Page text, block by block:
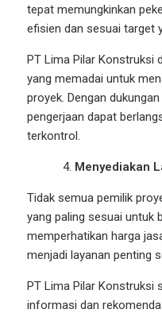
tepat memungkinkan
efisien dan sesuai target
PT Lima Pilar Konstruksi
yang memadai untuk
proyek. Dengan
pengerjaan dapat
terkontrol.
Menyediakan
Tidak semua pemilik
yang paling sesuai untuk
memperhatikan harga
menjadi layanan penting
PT Lima Pilar Konstruksi
informasi dan